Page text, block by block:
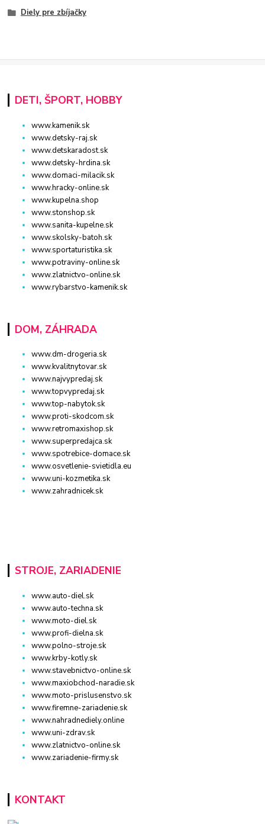
Diely pre zbíjačky
DETI, ŠPORT, HOBBY
www.kamenik.sk
www.detsky-raj.sk
www.detskaradost.sk
www.detsky-hrdina.sk
www.domaci-milacik.sk
www.hracky-online.sk
www.kupelna.shop
www.stonshop.sk
www.sanita-kupelne.sk
www.skolsky-batoh.sk
www.sportaturistika.sk
www.potraviny-online.sk
www.zlatnictvo-online.sk
www.rybarstvo-kamenik.sk
DOM, ZÁHRADA
www.dm-drogeria.sk
www.kvalitnytovar.sk
www.najvypredaj.sk
www.topvypredaj.sk
www.top-nabytok.sk
www.proti-skodcom.sk
www.retromaxishop.sk
www.superpredajca.sk
www.spotrebice-domace.sk
www.osvetlenie-svietidla.eu
www.uni-kozmetika.sk
www.zahradnicek.sk
STROJE, ZARIADENIE
www.auto-diel.sk
www.auto-techna.sk
www.moto-diel.sk
www.profi-dielna.sk
www.polno-stroje.sk
www.krby-kotly.sk
www.stavebnictvo-online.sk
www.maxiobchod-naradie.sk
www.moto-prislusenstvo.sk
www.firemne-zariadenie.sk
www.nahradnediely.online
www.uni-zdrav.sk
www.zlatnictvo-online.sk
www.zariadenie-firmy.sk
KONTAKT